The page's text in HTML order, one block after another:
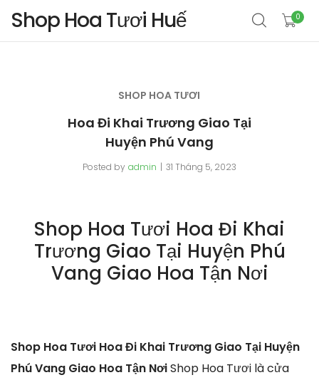
Shop Hoa Tươi Huế 0
SHOP HOA TƯƠI
Hoa Đi Khai Trương Giao Tại
Huyện Phú Vang
Posted by admin 31 Tháng 5, 2023
Shop Hoa Tươi Hoa Đi Khai
Trương Giao Tại Huyện Phú
Vang Giao Hoa Tận Nơi
Shop Hoa Tươi Hoa Đi Khai Trương Giao Tại Huyện
Phú Vang Giao Hoa Tận NơiShop Hoa Tươi là cửa